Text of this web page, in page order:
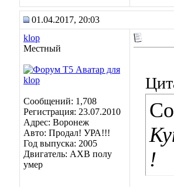
01.04.2017, 20:03
klop
Местный
Сообщений: 1,708
Регистрация: 23.07.2010
Адрес: Воронеж
Авто: Продал! УРА!!!
Год выпуска: 2005
Двигатель: АХВ полу
умер
!